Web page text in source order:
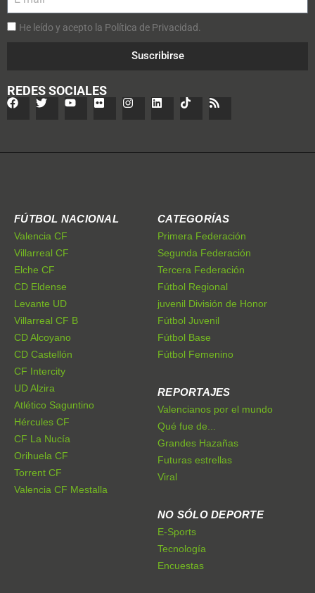
He leído y acepto la Política de Privacidad.
Suscribirse
REDES SOCIALES
FÚTBOL NACIONAL
Valencia CF
Villarreal CF
Elche CF
CD Eldense
Levante UD
Villarreal CF B
CD Alcoyano
CD Castellón
CF Intercity
UD Alzira
Atlético Saguntino
Hércules CF
CF La Nucía
Orihuela CF
Torrent CF
Valencia CF Mestalla
CATEGORÍAS
Primera Federación
Segunda Federación
Tercera Federación
Fútbol Regional
juvenil División de Honor
Fútbol Juvenil
Fútbol Base
Fútbol Femenino
REPORTAJES
Valencianos por el mundo
Qué fue de...
Grandes Hazañas
Futuras estrellas
Viral
NO SÓLO DEPORTE
E-Sports
Tecnología
Encuestas